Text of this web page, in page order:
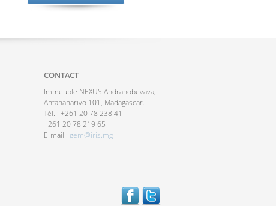
CONTACT
Immeuble NEXUS Andranobevava,
Antananarivo 101, Madagascar.
Tél. : +261 20 78 238 41
+261 20 78 219 65
E-mail : gem@iris.mg